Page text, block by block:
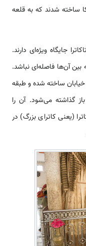
ساخته شدند که به قلعه
جایگاه ویژه‌ای دارند.
بین آن‌ها فاصله‌ای نباشد.
ساخته شده و طبقه
گذاشته می‌شود. آن را
(یعنی کاترای بزرگ) در